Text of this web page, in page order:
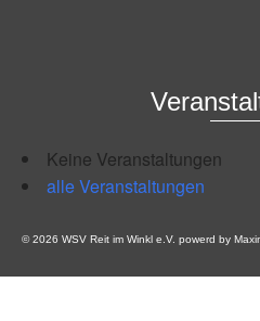
Keine Veranstaltungen
alle Veranstaltungen
© 2026 WSV Reit im Winkl e.V. powerd by